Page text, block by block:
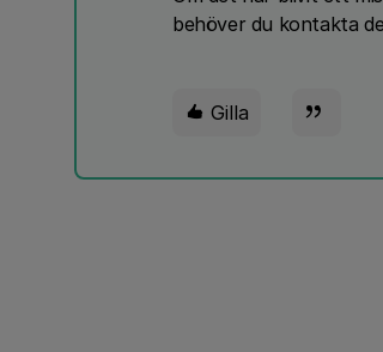
behöver du kontakta
Gilla